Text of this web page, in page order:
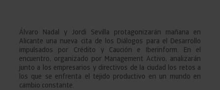
Álvaro Nadal y Jordi Sevilla protagonizarán mañana en
Alicante una nueva cita de los Diálogos para el Desarrollo
impulsados por Crédito y Caución e Iberinform. En el
encuentro, organizado por Management Activo, analizarán
junto a los empresarios y directivos de la ciudad los retos a
los que se enfrenta el tejido productivo en un mundo en
cambio constante.